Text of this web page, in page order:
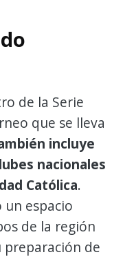
de la Serie
que se lleva
incluye
nacionales
Católica.
un espacio
de la región
preparación de